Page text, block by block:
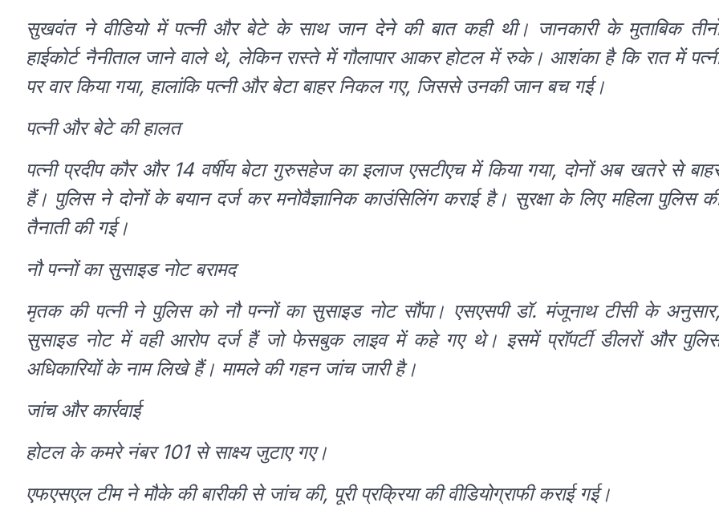
सुखवंत ने वीडियो में पत्नी और बेटे के साथ जान देने की बात कही थी। जानकारी के मुताबिक
हाईकोर्ट नैनीताल जाने वाले थे, लेकिन रास्ते में गौलापार आकर होटल में रुके। आशंका है कि रात में
पर वार किया गया, हालांकि पत्नी और बेटा बाहर निकल गए, जिससे उनकी जान बच गई।
पत्नी और बेटे की हालत
पत्नी प्रदीप कौर और 14 वर्षीय बेटा गुरुसहेज का इलाज एसटीएच में किया गया, दोनों अब खतरे से
हैं। पुलिस ने दोनों के बयान दर्ज कर मनोवैज्ञानिक काउंसिलिंग कराई है। सुरक्षा के लिए महिला पुलिस
तैनाती की गई।
नौ पन्नों का सुसाइड नोट बरामद
मृतक की पत्नी ने पुलिस को नौ पन्नों का सुसाइड नोट सौंपा। एसएसपी डॉ. मंजूनाथ टीसी के
सुसाइड नोट में वही आरोप दर्ज हैं जो फेसबुक लाइव में कहे गए थे। इसमें प्रॉपर्टी डीलरों और
अधिकारियों के नाम लिखे हैं। मामले की गहन जांच जारी है।
जांच और कार्रवाई
होटल के कमरे नंबर 101 से साक्ष्य जुटाए गए।
एफएसएल टीम ने मौके की बारीकी से जांच की, पूरी प्रक्रिया की वीडियोग्राफी कराई गई।